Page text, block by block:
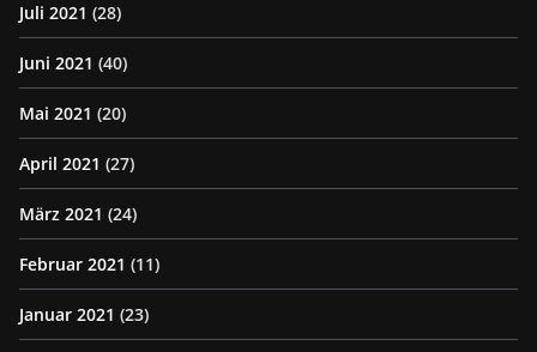
Juli 2021 (28)
Juni 2021 (40)
Mai 2021 (20)
April 2021 (27)
März 2021 (24)
Februar 2021 (11)
Januar 2021 (23)